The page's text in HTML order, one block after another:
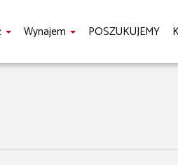
Wynajem POSZUKUJEMY